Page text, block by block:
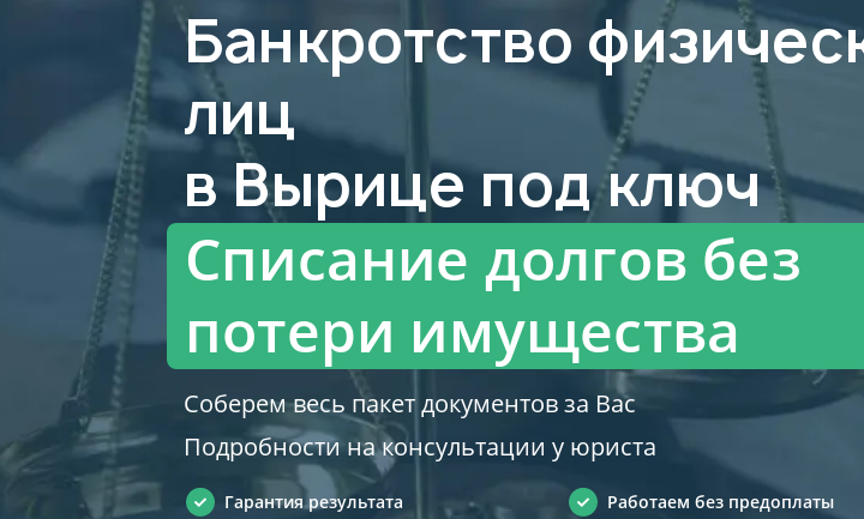
Банкротство
лиц
в Вырице под ключ
Списание долгов без
потери имущества
Соберем весь пакет документов за Вас
Подробности на консультации у юриста
Гарантия результата Работаем без предоплаты